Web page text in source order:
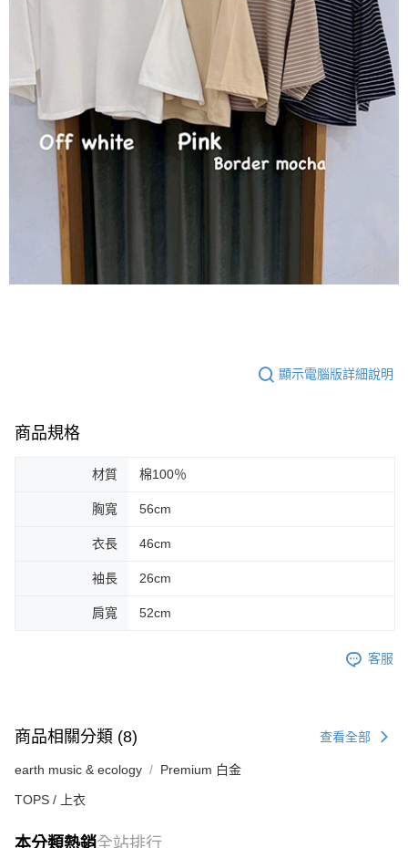
顯示電腦版詳細說明
商品規格
材質 棉100％
胸寬 56cm
衣長 46cm
袖長 26cm
肩寬 52cm
客服
商品相關分類 (8) 查看全部
earth music & ecology Premium 白金
TOPS / 上衣
本分類熱銷全站排行